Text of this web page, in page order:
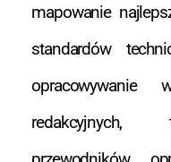
mapowanie
standardów
opracowywanie
redakcyjnych,